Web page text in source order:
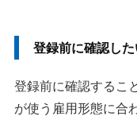
登録前に確認した
登録前に確認するこ
が使う雇用形態に合